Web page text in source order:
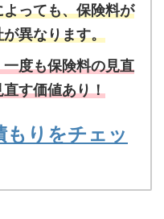
っても、保険料が
異なります。
度も保険料の見直
す価値あり！
もりをチェッ